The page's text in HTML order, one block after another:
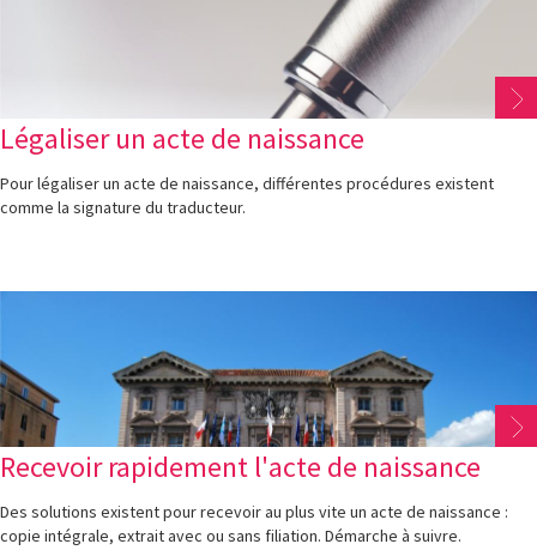
Légaliser un acte de naissance
Pour légaliser un acte de naissance, différentes procédures existent
comme la signature du traducteur.
Recevoir rapidement l'acte de naissance
Des solutions existent pour recevoir au plus vite un acte de naissance :
copie intégrale, extrait avec ou sans filiation. Démarche à suivre.